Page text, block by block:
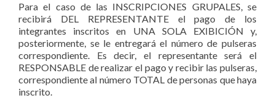
Para el caso de las INSCRIPCIONES GRUPALES, se
recibirá DEL REPRESENTANTE el pago de los
integrantes inscritos en UNA SOLA EXIBICIÓN y,
posteriormente, se le entregará el número de pulseras
correspondiente. Es decir, el representante será el
RESPONSABLE de realizar el pago y recibir las pulseras,
correspondiente al número TOTAL de personas que haya
inscrito.